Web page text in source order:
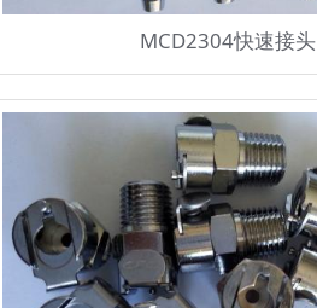
MCD2304快速接头